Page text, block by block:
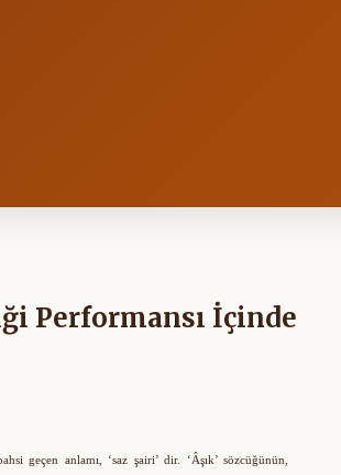
Performansı İçinde
geçen anlamı, ‘saz şairi’ dir. ‘Âşık’ sözcüğünün,